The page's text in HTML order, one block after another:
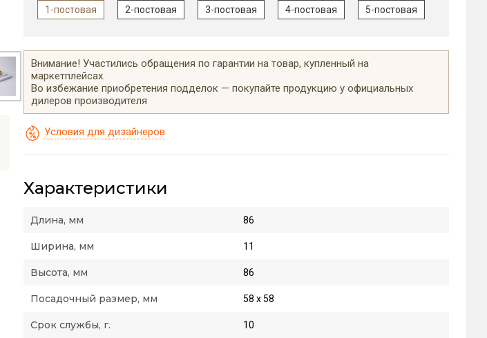
1-постовая 2-постовая 3-постовая 4-постовая 5-постовая
Внимание! Участились обращения по гарантии на товар, купленный на
маркетплейсах.
Во избежание приобретения подделок — покупайте продукцию у официальных
дилеров производителя
Условия для дизайнеров
Характеристики
Длина, мм 86
Ширина, мм 11
Высота, мм 86
Посадочный размер, мм 58 х 58
Срок службы, г. 10